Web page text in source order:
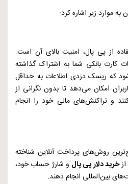
موارد زیر اشاره کرد:
از پی پال، امنیت بالای آن است.
کارت بانکی شما به اشتراک گذاشته
که ریسک دزدی اطلاعات به حداقل
امکان می‌دهد تا بدون نگرانی از
و تراکنش‌های مالی خود را انجام
روش‌های پرداخت آنلاین شناخته
خرید دلار پی پال و شارژ حساب خود،
بین‌المللی انجام دهند.